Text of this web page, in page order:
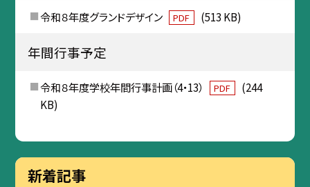
令和８年度グランドデザイン PDF (513 KB)
年間行事予定
令和８年度学校年間行事計画（4・13） PDF
(244
KB)
新着記事